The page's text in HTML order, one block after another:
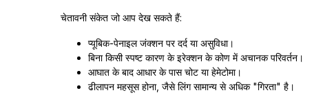
चेतावनी संकेत जो आप देख सकते हैं:
प्यूबिक-पेनाइल जंक्शन पर दर्द या असुविधा।
बिना किसी स्पष्ट कारण के इरेक्शन के कोण में अचानक परिवर्तन।
आघात के बाद आधार के पास चोट या हेमेटोमा।
ढीलापन महसूस होना, जैसे लिंग सामान्य से अधिक "गिरता" है।